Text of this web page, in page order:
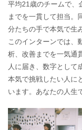
平均21歳のチームで、
までを一貫して担当。
分たちの手で本気で生
このインターンでは、
析、改善までを一気通
人に届き、数字として
本気で挑戦したい人に
います。あなたの人生